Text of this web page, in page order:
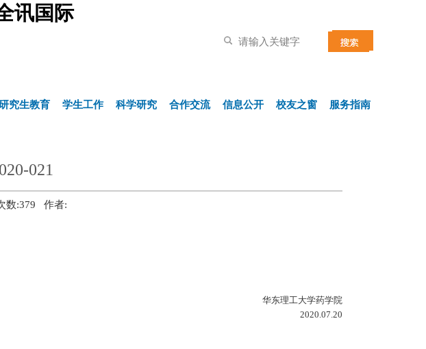
讯国际
究生教育 学生工作 科学研究 合作交流 信息公开 校友之窗 服务指南
021
数:379 作者:
理工大学药学院